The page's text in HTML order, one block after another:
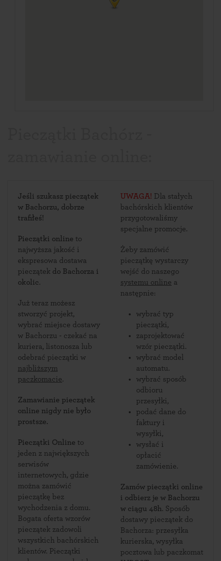
Jeśli szukasz pieczątek
w Bachorzu, dobrze
trafiłeś!
Pieczątki online to
najwyższa jakość i
ekspresowa dostawa
pieczątek do Bachorza i
okolic.
Już teraz możesz
stworzyć projekt,
wybrać miejsce dostawy
w Bachorzu - czekać na
kuriera, listonosza lub
odebrać pieczątki w
najbliższym
paczkomacie.
Zamawianie pieczątek
online nigdy nie było
prostsze.
Pieczątki Online to
jeden z największych
serwisów
internetowych, gdzie
można zamówić
pieczątkę bez
wychodzenia z domu.
Bogata oferta wzorów
pieczątek zadowoli
wszystkich bachórskich
klientów. Pieczątki
UWAGA! Dla stałych
bachórskich klientów
przygotowaliśmy
specjalne promocje.
Żeby zamówić
pieczątkę wystarczy
wejść do naszego
systemu online a
następnie:
wybrać typ
pieczątki,
zaprojektować
wzór pieczątki.
wybrać model
automatu.
wybrać sposób
odbioru
przesyłki,
podać dane do
faktury i
wysyłki,
wysłać i
opłacić
zamówienie.
Zamów pieczątki online
i odbierz je w Bachorzu
w ciągu 48h. Sposób
dostawy pieczątek do
Bachorza: przesyłka
kurierska, wysyłka
pocztowa lub paczkomat